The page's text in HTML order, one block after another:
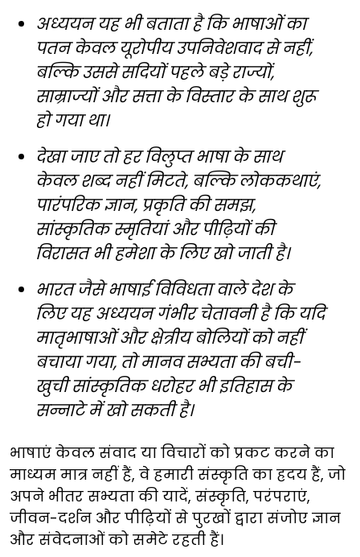
अध्ययन यह भी बताता है कि भाषाओं का
पतन केवल यूरोपीय उपनिवेशवाद से नहीं,
बल्कि उससे सदियों पहले बड़े राज्यों,
साम्राज्यों और सत्ता के विस्तार के साथ शुरू
हो गया था।
देखा जाए तो हर विलुप्त भाषा के साथ
केवल शब्द नहीं मिटते, बल्कि लोककथाएं,
पारंपरिक ज्ञान, प्रकृति की समझ,
सांस्कृतिक स्मृतियां और पीढ़ियों की
विरासत भी हमेशा के लिए खो जाती है।
भारत जैसे भाषाई विविधता वाले देश के
लिए यह अध्ययन गंभीर चेतावनी है कि यदि
मातृभाषाओं और क्षेत्रीय बोलियों को नहीं
बचाया गया, तो मानव सभ्यता की बची-
खुची सांस्कृतिक धरोहर भी इतिहास के
सन्नाटे में खो सकती है।
भाषाएं केवल संवाद या विचारों को प्रकट करने का
माध्यम मात्र नहीं हैं, वे हमारी संस्कृति का ह्रदय हैं, जो
अपने भीतर सभ्यता की यादें, संस्कृति, परंपराएं,
जीवन-दर्शन और पीढ़ियों से पुरखों द्वारा संजोए ज्ञान
और संवेदनाओं को समेटे रहती हैं।